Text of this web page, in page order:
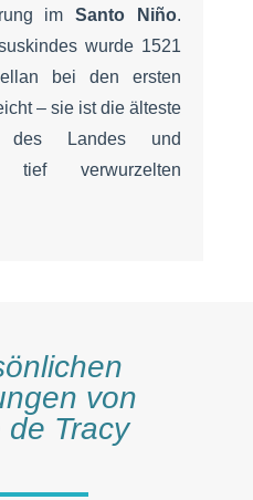
imSanto Niño.
wurde 1521
bei den ersten
– sie ist die älteste
des Landes und
tief verwurzelten
von
de Tracy